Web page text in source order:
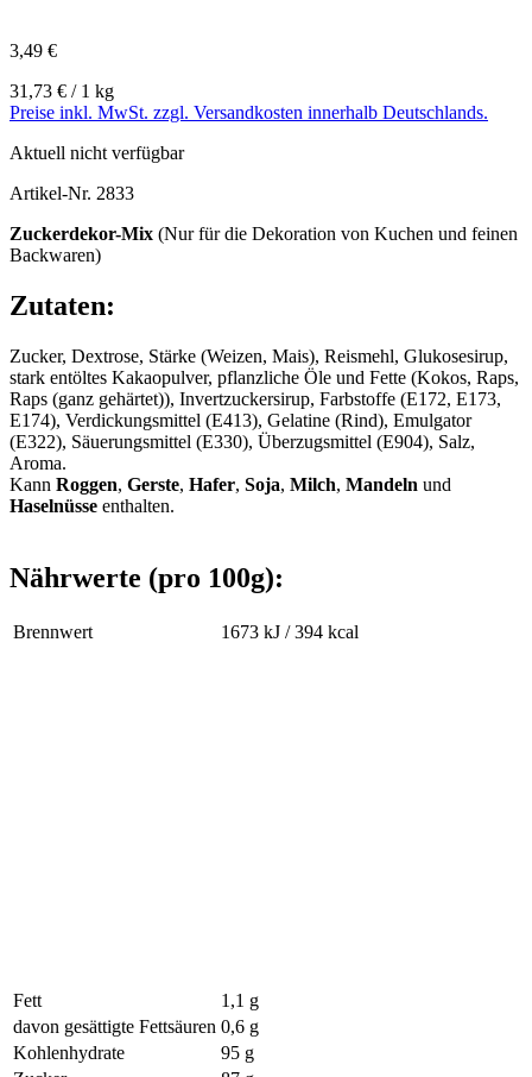
3,49 €
31,73 € / 1 kg
Preise inkl. MwSt. zzgl. Versandkosten innerhalb Deutschlands.
Aktuell nicht verfügbar
Artikel-Nr. 2833
Zuckerdekor-Mix (Nur für die Dekoration von Kuchen und feinen
Backwaren)
Zutaten:
Zucker, Dextrose, Stärke (Weizen, Mais), Reismehl, Glukosesirup,
stark entöltes Kakaopulver, pflanzliche Öle und Fette (Kokos, Raps,
Raps (ganz gehärtet)), Invertzuckersirup, Farbstoffe (E172, E173,
E174), Verdickungsmittel (E413), Gelatine (Rind), Emulgator
(E322), Säuerungsmittel (E330), Überzugsmittel (E904), Salz,
Aroma.
Kann Roggen, Gerste, Hafer, Soja, Milch, Mandeln und
Haselnüsse enthalten.
Nährwerte (pro 100g):
Brennwert 1673 kJ / 394 kcal
Fett
1,1 g
davon gesättigte Fettsäuren 0,6 g
Kohlenhydrate
95 g